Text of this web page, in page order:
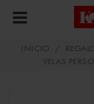
INICIO /
VELAS